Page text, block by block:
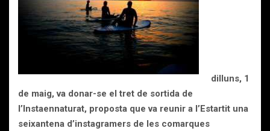
dilluns, 1
de maig, va donar-se el tret de sortida de
l’Instaennaturat, proposta que va reunir a l’Estartit una
seixantena d’instagramers de les comarques